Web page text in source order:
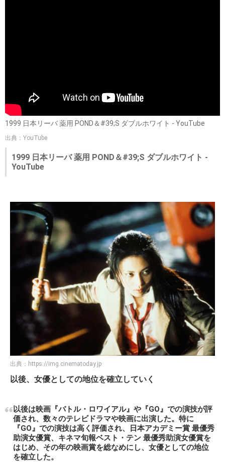
1999 日本リーバ 薬用 POND＆#39;S ダブルホワイト - YouTube
出典：YouTube
1999 日本リーバ 薬用 POND＆#39;S ダブルホワイト -
YouTube
出典： https://img.cinematoday.jp
以後、女優としての地位を確立していく
以後は映画『バトル・ロワイアル』や『GO』での演技が評
価され、数々のテレビドラマや映画に出演した。特に
『GO』での演技は高く評価され、日本アカデミー賞 最優秀
助演女優賞、キネマ旬報ベスト・テン 最優秀助演女優賞を
はじめ、その年の映画賞を総なめにし、女優としての地位
を確立した。